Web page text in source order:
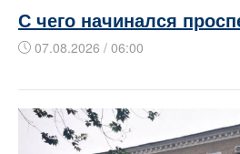
​​С чего начинался
07.08.2026 / 06:00